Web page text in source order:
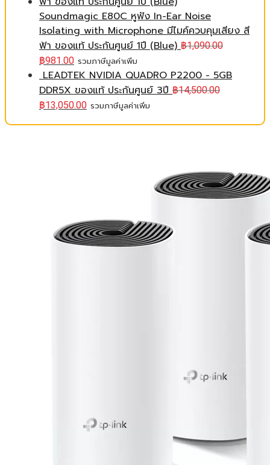
Soundmagic E80C หูฟัง In-Ear Noise
Isolating with Microphone มีไมค์ควบคุมเสียง สี
ฟ้า ของแท้ ประกันศูนย์ 1ปี (Blue) ฿1,090.00
฿981.00 รวมภาษีมูลค่าเพิ่ม
LEADTEK NVIDIA QUADRO P2200 - 5GB
DDR5X ของแท้ ประกันศูนย์ 3ปี ฿14,500.00
฿13,050.00 รวมภาษีมูลค่าเพิ่ม